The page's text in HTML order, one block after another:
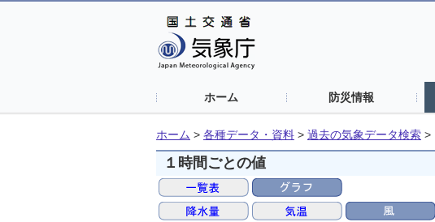
ホーム 防災情報
ホーム > 各種データ・資料 > 過去の気象データ検索 >
１時間ごとの値